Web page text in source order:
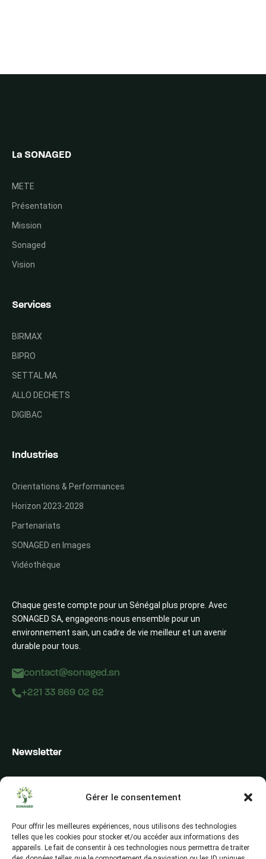
Gérer le consentement
Pour offrir les meilleures expériences, nous utilisons des technologies
telles que les cookies pour stocker et/ou accéder aux informations des
appareils. Le fait de consentir à ces technologies nous permettra de traiter
Chaque geste compte pour un Sénégal plus propre. Avec
SONAGED SA, engageons-nous ensemble pour un
environnement sain, un cadre de vie meilleur et un avenir
durable pour tous.
contact@sonaged.sn
+221 33 869 02 62
La SONAGED
METE
Présentation
Mission
Sonaged
Vision
Services
BIRMAX
BIPRO
SETTAL MA
ALLO DECHETS
DIGIBAC
Industries
Orientations & Performances
Horizon 2023-2028
Partenariats
SONAGED en Images
Vidéothèque
Newsletter
les actualités et les conseils